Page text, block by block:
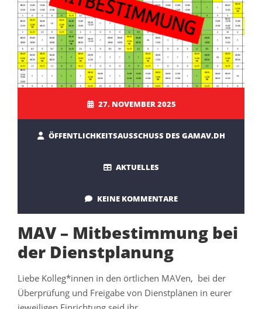
27. NOVEMBER 2025
ÖFFENTLICHKEITSAUSSCHUSS DES GAMAV.DH
AKTUELLES
KEINE KOMMENTARE
MAV – Mitbestimmung bei
der Dienstplanung
Liebe Kolleg*innen in den örtlichen MAVen, bei der
Überprüfung und Freigabe von Dienstplänen in eurer